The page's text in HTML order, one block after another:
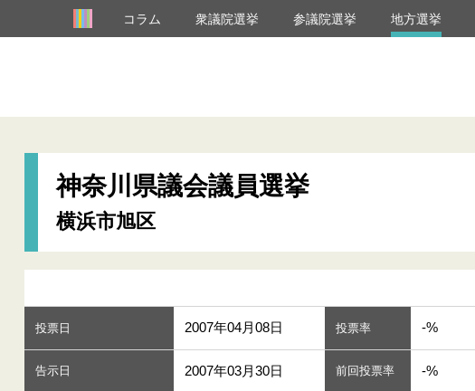
コラム 衆議院選挙 参議院選挙 地方選挙
神奈川県議会議員選挙
横浜市旭区
投票日 2007年04月08日 投票率 -%
告示日 2007年03月30日 前回投票率 -%